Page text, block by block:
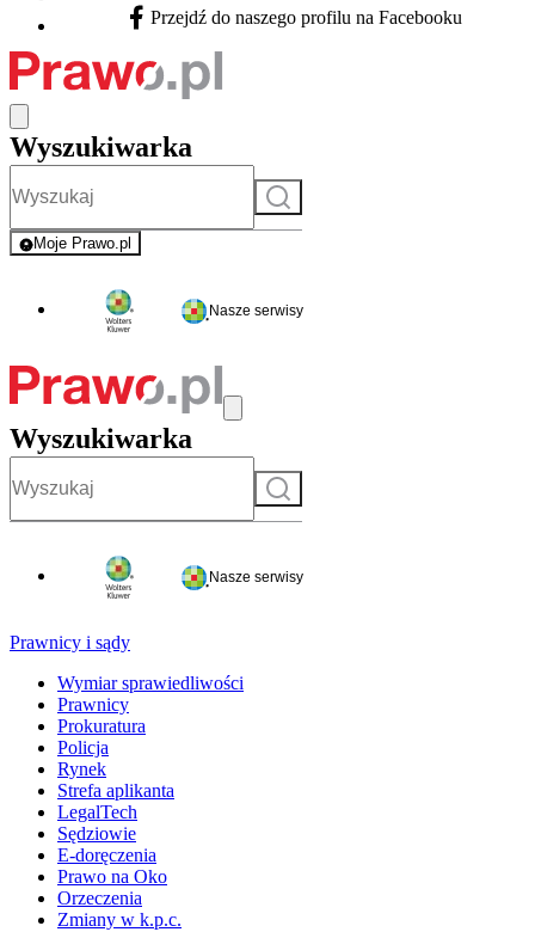
Facebook - otwiera się w nowej karcie
Przejdź do naszego profilu na Facebooku
Wyszukiwarka
Szukaj
Moje Prawo.pl
- rejestracja i logowanie do serwisu
Nasze serwisy
Wyszukiwarka
Szukaj
Nasze serwisy
Prawnicy i sądy
Wymiar sprawiedliwości
Prawnicy
Prokuratura
Policja
Rynek
Strefa aplikanta
LegalTech
Sędziowie
E-doręczenia
Prawo na Oko
Orzeczenia
Zmiany w k.p.c.